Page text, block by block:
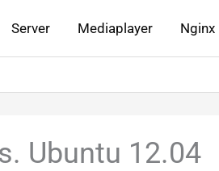
Server Mediaplayer Nginx
Ubuntu 12.04